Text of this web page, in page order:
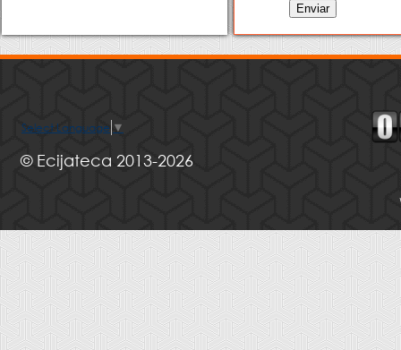
Enviar
Select Language ▼
© Ecijateca 2013-2026